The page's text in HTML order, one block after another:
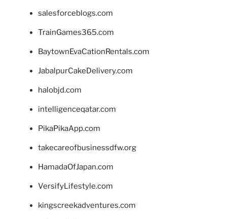
salesforceblogs.com
TrainGames365.com
BaytownEvaCationRentals.com
JabalpurCakeDelivery.com
halobjd.com
intelligenceqatar.com
PikaPikaApp.com
takecareofbusinessdfw.org
HamadaOfJapan.com
VersifyLifestyle.com
kingscreekadventures.com